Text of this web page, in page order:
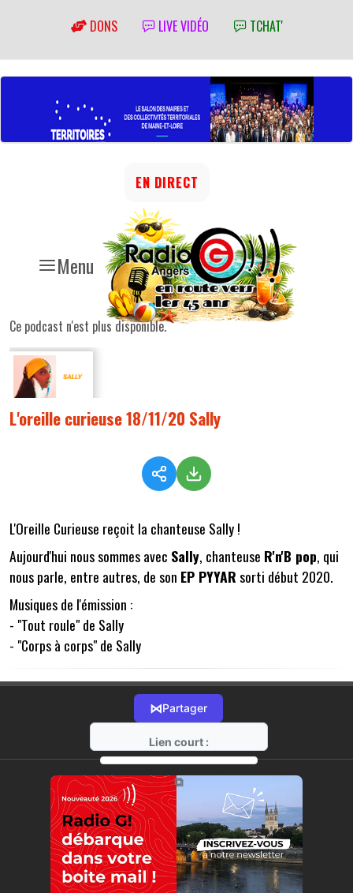
DONS LIVE VIDÉO TCHAT'
Menu
EN DIRECT
Ce podcast n'est plus disponible.
L'oreille curieuse 18/11/20 Sally
L'Oreille Curieuse reçoit la chanteuse Sally !
Aujourd'hui nous sommes avec Sally, chanteuse R'n'B pop, qui
nous parle, entre autres, de son EP PYYARsorti début 2020.
Musiques de l'émission :
- "Tout roule" de Sally
- "Corps à corps" de Sally
⋈Partager
Lien court :
https://radio-g.fr?3317
⧉